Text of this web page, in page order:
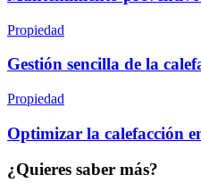
Propiedad
Gestión sencilla de la
Propiedad
Optimizar la calefacción
¿Quieres saber más?